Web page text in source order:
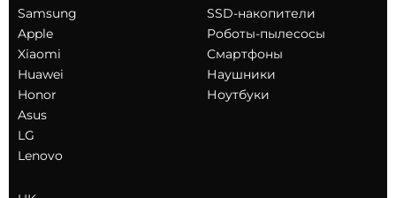
Samsung
Apple
Xiaomi
Huawei
Honor
Asus
LG
Lenovo
SSD-накопители
Роботы-пылесосы
Смартфоны
Наушники
Ноутбуки